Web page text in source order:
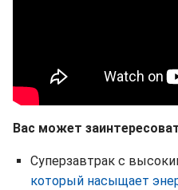
Вас может
Суперзавтрак с
который насыщает